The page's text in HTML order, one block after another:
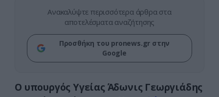
Ανακαλύψτε περισσότερα άρθρα στα
αποτελέσματα αναζήτησης
Προσθήκη του pronews.gr στην
Google
Ο υπουργός Υγείας Άδωνις Γεωργιάδης